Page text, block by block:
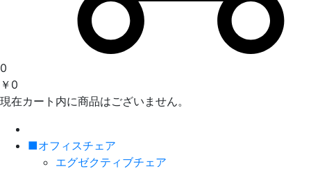
0
￥0
現在カート内に商品はございません。
■オフィスチェア
エグゼクティブチェア